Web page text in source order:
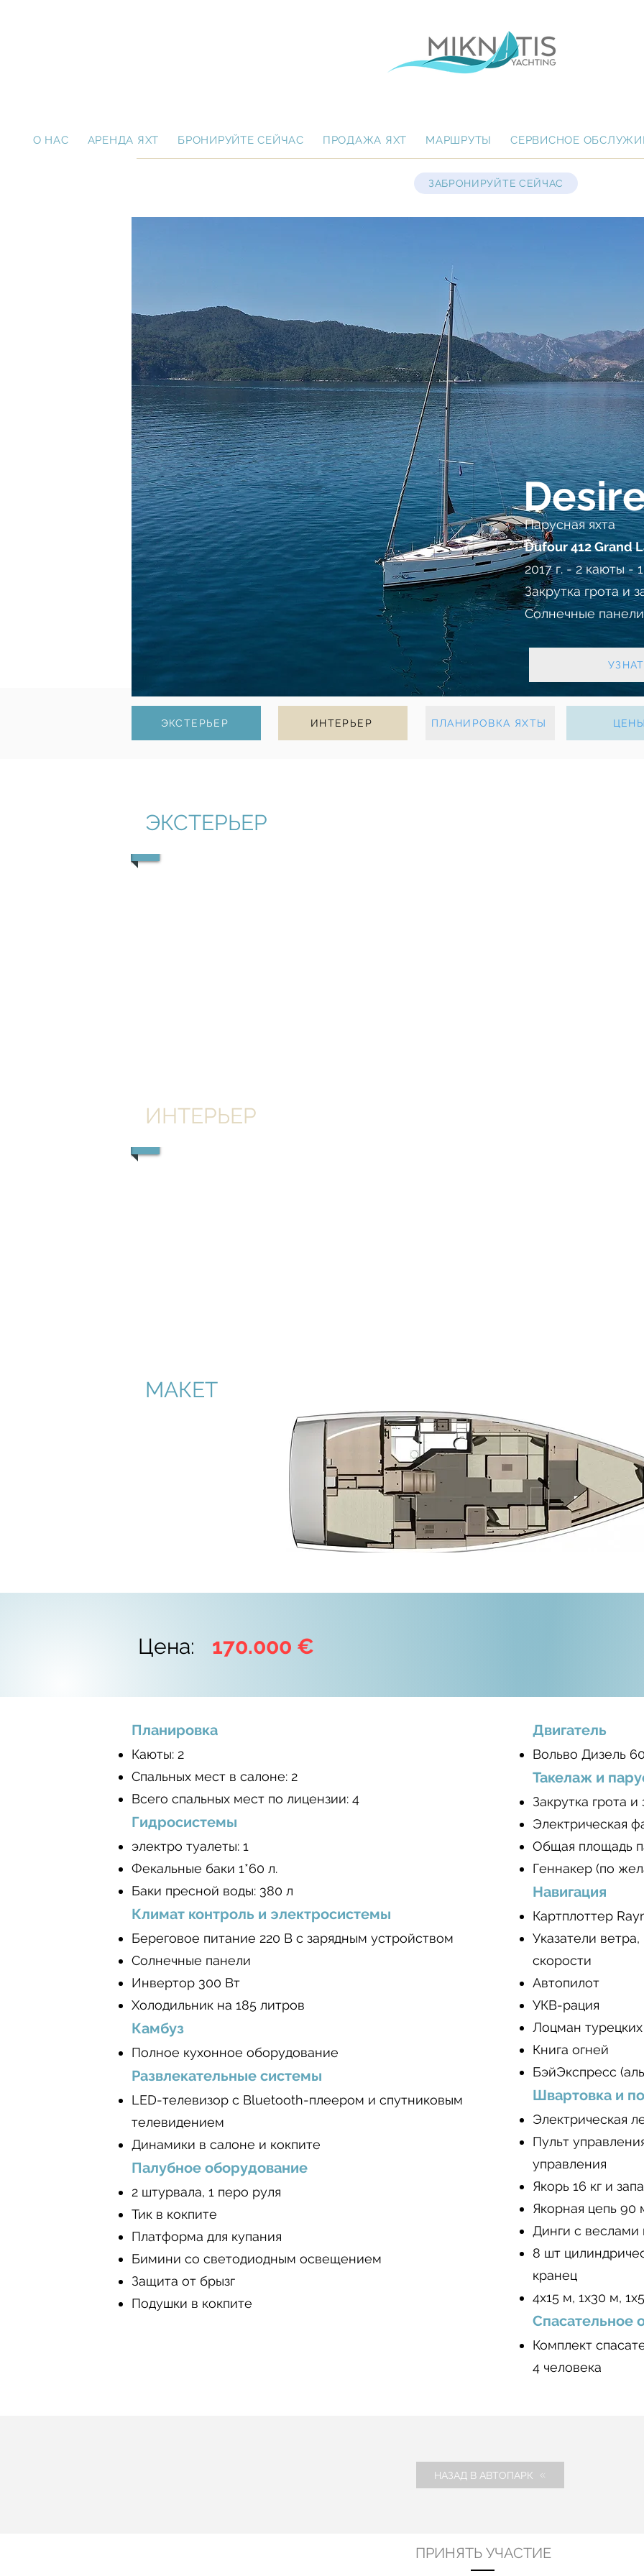
O НАС АРЕНДА ЯХТ БРОНИРУЙТЕ СЕЙЧАС ПРОДАЖА ЯХТ МАРШРУТЫ СЕРВИСНОЕ
ЗАБРОНИРУЙТЕ СЕЙЧАС
ЭКСТЕРЬЕР ИНТЕРЬЕР ПЛАНИРОВКА ЯХТЫ
Парусная яхта
Dufour412 Grand
2017 г. - 2 каюты -
Закрутка грота и
Солнечные
ЭКСТЕРЬЕР
ИНТЕРЬЕР
МАКЕТ
Цена: 170.000 €
Планировка
Каюты: 2
Спальных мест в салоне: 2
Всего спальных мест по лицензии: 4
Гидросистемы
электро туалеты: 1
Фекальные баки 1*60 л.
Баки пресной воды: 380 л
Климат контроль и электросистемы
Береговое питание 220 В с зарядным устройством
Солнечные панели
Инвертор 300 Вт
Холодильник на 185 литров
Камбуз
Полное кухонное оборудование
Развлекательные системы
LED-телевизор с Bluetooth-плеером и спутниковым
телевидением
Динамики в салоне и кокпите
Палубное оборудование
2 штурвала, 1 перо руля
Тик в кокпите
Платформа для купания
Бимини со светодиодным освещением
Защита от брызг
Подушки в кокпите
Двигатель
Вольво Дизель
Такелаж и
Закрутка грота и
Электрическая
Общая площадь
Геннакер (по
Навигация
Картплоттер
Указатели
скорости
Автопилот
УКВ-рация
Лоцман
Книга огней
БэйЭкспресс
Швартовка и
Электрическая
Пульт
управления
Якорь 16 кг и
Якорная цепь 90
Динги с
8 шт
кранец
4х15 м, 1х30 м,
Спасательное
Комплект
4 человека
НАЗАД В АВТОПАРК
ПРИНЯТЬ УЧАСТИЕ